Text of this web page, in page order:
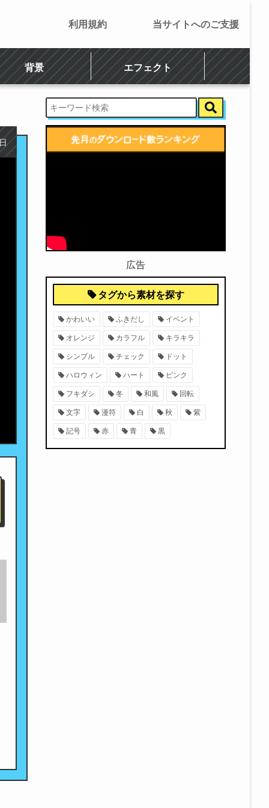
背景 エフェクト
利用規約 当サイトへのご支援
広告
タグから素材を探す
かわいい ふきだし イベント
オレンジ カラフル キラキラ
シンプル チェック ドット
ハロウィン ハート ピンク
フキダシ 冬 和風 回転
文字 漫符 白 秋 紫
記号 赤 青 黒